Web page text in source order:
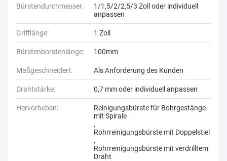
Bürstendurchmesser:
1/1,5/2/2,5/3 Zoll oder individuell
anpassen
Grifflänge: 1 Zoll
Bürstenborstenlänge: 100mm
Maßgeschneidert: Als Anforderung des Kunden
Drahtstärke: 0,7 mm oder individuell anpassen
Hervorheben:
Reinigungsbürste für Bohrgestänge
mit Spirale
,
Rohrreinigungsbürste mit Doppelstiel
,
Rohrreinigungsbürste mit verdrilltem
Draht